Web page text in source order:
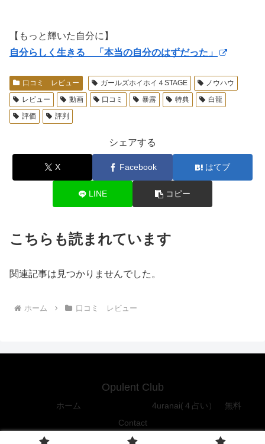
【もっと輝いた自分に】
自分らしく生きる 「本当の自分のはずだった」
口コミ レビュー ガールズホイホイ４STAGE
ノウハウ
レビュー
動画 口コミ 暴露 特典
白龍
評価
評判
シェアする
X Facebook はてブ
LINE コピー
こちらも読まれています
関連記事は見つかりませんでした。
ホーム 口コミ レビュー
Opulent Club
ホーム
4uranai(４占い） 無料
Contact